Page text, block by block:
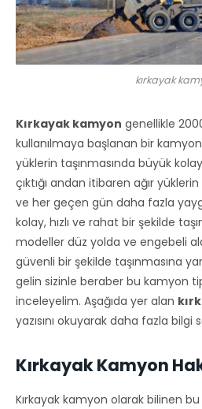
kırkayak
Kırkayak kamyon genellikle
kullanılmaya başlanan bir
yüklerin taşınmasında büyük
çıktığı andan itibaren ağır
ve her geçen gün daha fazla
kolay, hızlı ve rahat bir şekilde
modeller düz yolda ve engebeli
güvenli bir şekilde taşınmasına
gelin sizinle beraber bu kamyon
inceleyelim. Aşağıda yer alan
yazısını okuyarak daha fazla bilgi
Kırkayak Kamyon
Kırkayak kamyon olarak bilinen